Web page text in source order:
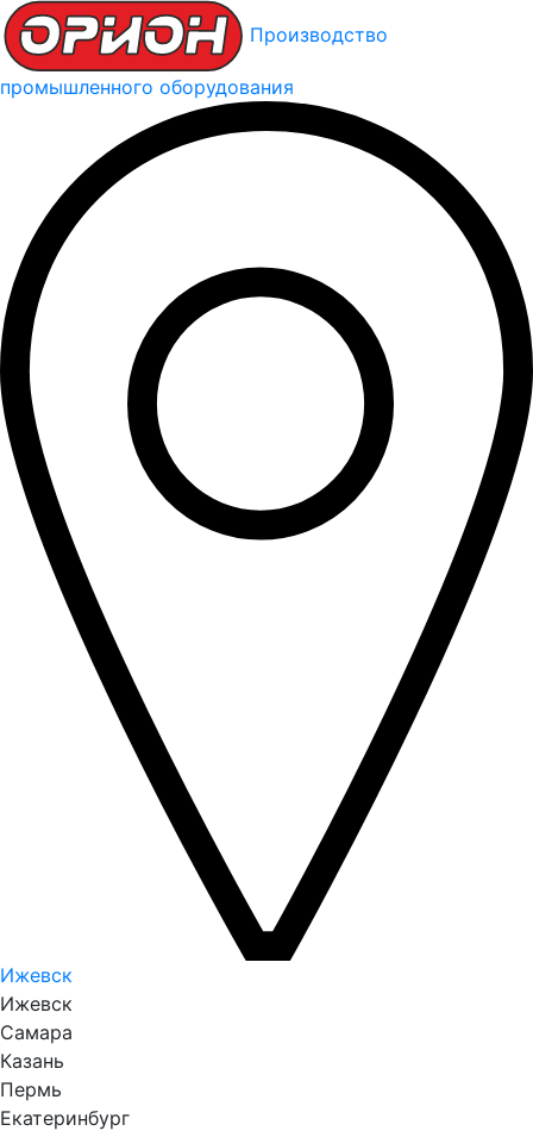
Производство
промышленного оборудования
Ижевск
Ижевск
Самара
Казань
Пермь
Екатеринбург